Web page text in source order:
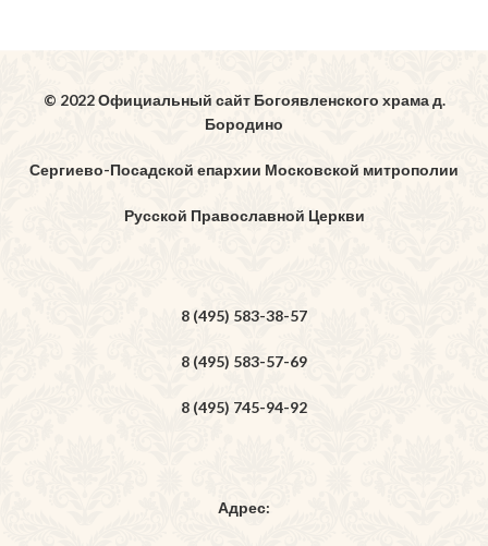
© 2022 Официальный сайт Богоявленского храма д.
Бородино
Сергиево-Посадской епархии Московской митрополии
Русской Православной Церкви
8 (495) 583-38-57
8 (495) 583-57-69
8 (495) 745-94-92
Адрес: